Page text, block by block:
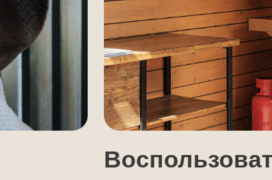
Воспользоваться
и пожарить что-то
самостоятельно